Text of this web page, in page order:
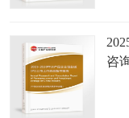
咨